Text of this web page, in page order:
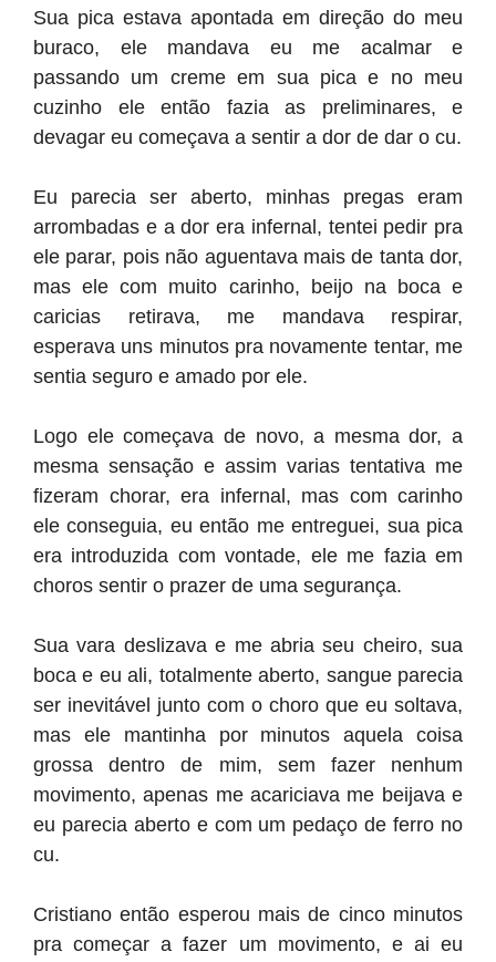
Sua pica estava apontada em direção do meu
buraco, ele mandava eu me acalmar e
passando um creme em sua pica e no meu
cuzinho ele então fazia as preliminares, e
devagar eu começava a sentir a dor de dar o cu.
Eu parecia ser aberto, minhas pregas eram
arrombadas e a dor era infernal, tentei pedir pra
ele parar, pois não aguentava mais de tanta dor,
mas ele com muito carinho, beijo na boca e
caricias retirava, me mandava respirar,
esperava uns minutos pra novamente tentar, me
sentia seguro e amado por ele.
Logo ele começava de novo, a mesma dor, a
mesma sensação e assim varias tentativa me
fizeram chorar, era infernal, mas com carinho
ele conseguia, eu então me entreguei, sua pica
era introduzida com vontade, ele me fazia em
choros sentir o prazer de uma segurança.
Sua vara deslizava e me abria seu cheiro, sua
boca e eu ali, totalmente aberto, sangue parecia
ser inevitável junto com o choro que eu soltava,
mas ele mantinha por minutos aquela coisa
grossa dentro de mim, sem fazer nenhum
movimento, apenas me acariciava me beijava e
eu parecia aberto e com um pedaço de ferro no
cu.
Cristiano então esperou mais de cinco minutos
pra começar a fazer um movimento, e ai eu